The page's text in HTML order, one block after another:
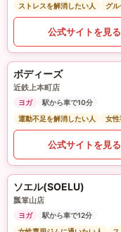
ストレスを解消したい人
グ
公式サイトを見る
ボディーズ
近鉄上本町店
ヨガ
駅から車で10分
運動不足を解消したい人
女性
公式サイトを見る
ソエル(SOELU)
瓢箪山店
ヨガ
駅から車で12分